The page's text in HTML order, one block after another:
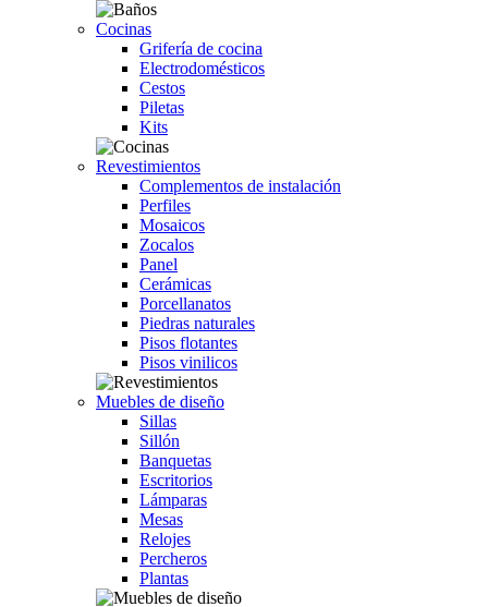
Cocinas
Grifería de cocina
Electrodomésticos
Cestos
Piletas
Kits
Revestimientos
Complementos de instalación
Perfiles
Mosaicos
Zocalos
Panel
Cerámicas
Porcellanatos
Piedras naturales
Pisos flotantes
Pisos vinilicos
Muebles de diseño
Sillas
Sillón
Banquetas
Escritorios
Lámparas
Mesas
Relojes
Percheros
Plantas